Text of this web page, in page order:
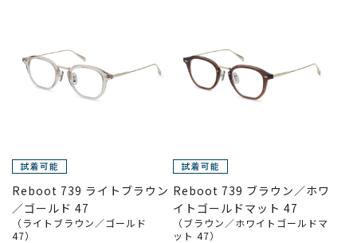
Reboot 739 ライトブラウン
／ゴールド 47
（ライトブラウン／ゴールド
47）
Reboot 739 ブラウン／ホワ
イトゴールドマット 47
（ブラウン／ホワイトゴールドマ
ット 47）